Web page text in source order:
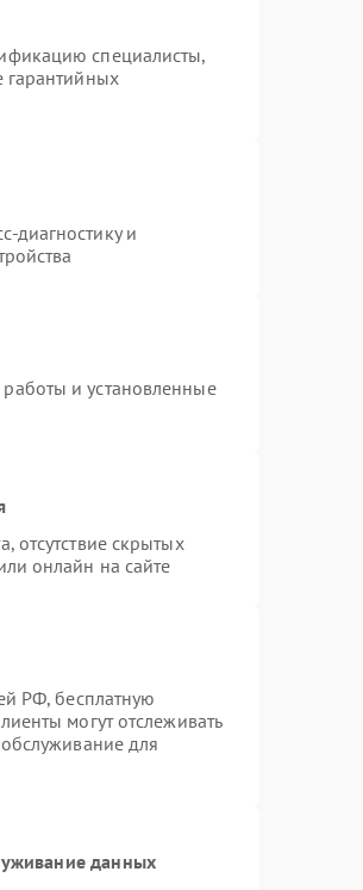
специалисты,
гарантийных
диагностику и
и установленные
отсутствие скрытых
онлайн на сайте
РФ, бесплатную
могут отслеживать
для
данных